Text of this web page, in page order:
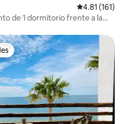
Calificación
4.81 (161)
de 1 dormitorio frente a la
preferido